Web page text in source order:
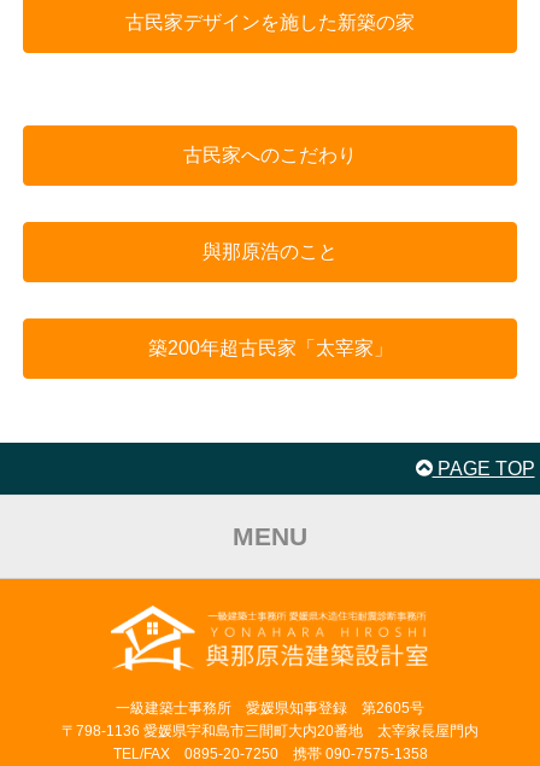
古民家デザインを施した新築の家
古民家へのこだわり
與那原浩のこと
築200年超古民家「太宰家」
PAGE TOP
MENU
一級建築士事務所 愛媛県知事登録 第2605号
〒798-1136 愛媛県宇和島市三間町大内20番地 太宰家長屋門内
TEL/FAX 0895-20-7250 携帯 090-7575-1358